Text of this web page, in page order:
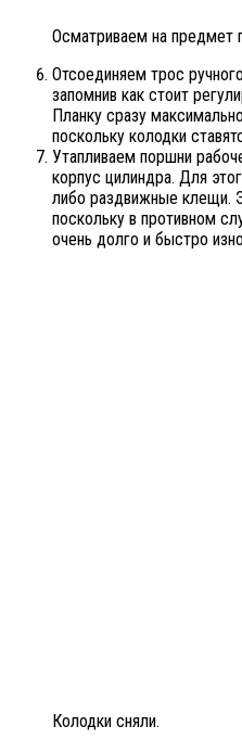
Осматриваем на предмет
Отсоединяем трос
запомнив как стоит
Планку сразу
поскольку колодки
Утапливаем поршни
корпус цилиндра. Для
либо раздвижные клещи.
поскольку в противном
очень долго и быстро
Колодки сняли.